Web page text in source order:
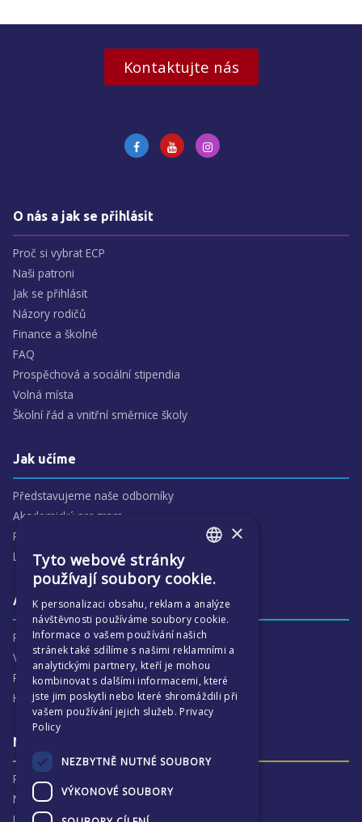
Kontaktujte nás
O nás a jak se přihlásit
Proč si vybrat ECP
Naši patroni
Jak se přihlásit
Názory rodičů
Finance a školné
FAQ
Prospěchová a sociální stipendia
Volná místa
Školní řád a vnitřní směrnice školy
Jak učíme
Představujeme naše odborníky
Akademický program
Předmětové oblasti
Lidé
Aktivity
Proč je ECP tak zajímavé
Výchovná péče
Program :more
Harmonogram školního
Naše výsledky a příběhy
Proč jsme hrdí na ECP
Naše výsledky
×
Tyto webové stránky
používají soubory cookie.
K personalizaci obsahu, reklam a analýze
návštěvnosti používáme soubory cookie.
Informace o vašem používání našich
stránek také sdílíme s našimi reklamními a
analytickými partnery, kteří je mohou
kombinovat s dalšími informacemi, které
jste jim poskytli nebo které shromáždili při
vašem používání jejich služeb. Privacy
Policy
NEZBYTNĚ NUTNÉ SOUBORY
VÝKONOVÉ SOUBORY